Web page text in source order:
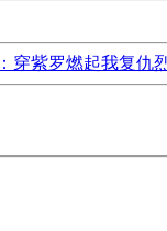
穿紫罗燃起我复仇